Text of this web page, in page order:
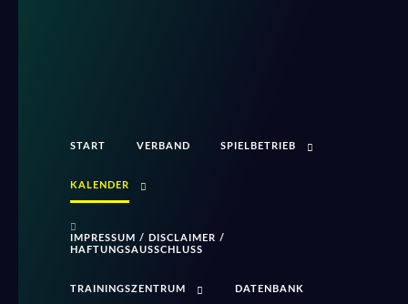
START VERBAND SPIELBETRIEB
KALENDER
IMPRESSUM / DISCLAIMER /
HAFTUNGSAUSSCHLUSS
TRAININGSZENTRUM DATENBANK